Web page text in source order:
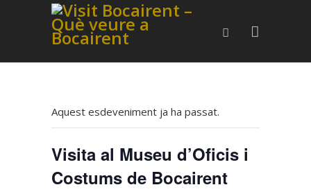
Aquest esdeveniment ja ha passat.
Visita al Museu d’Oficis i
Costums de Bocairent